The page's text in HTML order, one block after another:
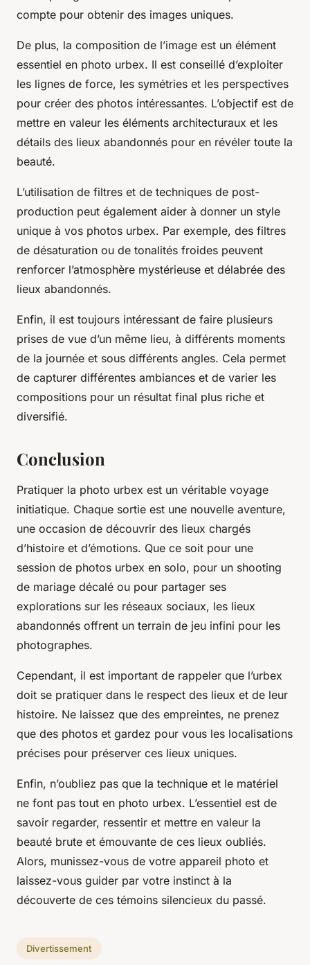
compte pour obtenir des images uniques.
De plus, la composition de l’image est un élément
essentiel en photo urbex. Il est conseillé d’exploiter
les lignes de force, les symétries et les perspectives
pour créer des photos intéressantes. L’objectif est de
mettre en valeur les éléments architecturaux et les
détails des lieux abandonnés pour en révéler toute la
beauté.
L’utilisation de filtres et de techniques de post-
production peut également aider à donner un style
unique à vos photos urbex. Par exemple, des filtres
de désaturation ou de tonalités froides peuvent
renforcer l’atmosphère mystérieuse et délabrée des
lieux abandonnés.
Enfin, il est toujours intéressant de faire plusieurs
prises de vue d’un même lieu, à différents moments
de la journée et sous différents angles. Cela permet
de capturer différentes ambiances et de varier les
compositions pour un résultat final plus riche et
diversifié.
Conclusion
Pratiquer la photo urbex est un véritable voyage
initiatique. Chaque sortie est une nouvelle aventure,
une occasion de découvrir des lieux chargés
d’histoire et d’émotions. Que ce soit pour une
session de photos urbex en solo, pour un shooting
de mariage décalé ou pour partager ses
explorations sur les réseaux sociaux, les lieux
abandonnés offrent un terrain de jeu infini pour les
photographes.
Cependant, il est important de rappeler que l’urbex
doit se pratiquer dans le respect des lieux et de leur
histoire. Ne laissez que des empreintes, ne prenez
que des photos et gardez pour vous les localisations
précises pour préserver ces lieux uniques.
Enfin, n’oubliez pas que la technique et le matériel
ne font pas tout en photo urbex. L’essentiel est de
savoir regarder, ressentir et mettre en valeur la
beauté brute et émouvante de ces lieux oubliés.
Alors, munissez-vous de votre appareil photo et
laissez-vous guider par votre instinct à la
découverte de ces témoins silencieux du passé.
Divertissement